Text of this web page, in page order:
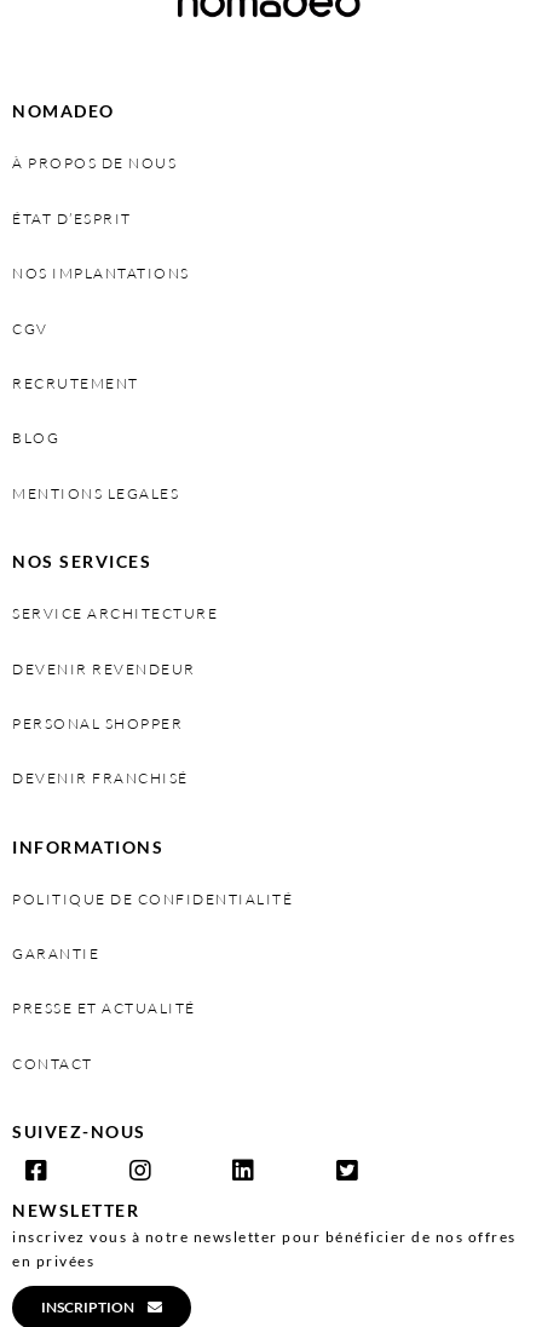
NOMADEO
À PROPOS DE NOUS
ÉTAT D’ESPRIT
NOS IMPLANTATIONS
CGV
RECRUTEMENT
BLOG
MENTIONS LEGALES
NOS SERVICES
SERVICE ARCHITECTURE
DEVENIR REVENDEUR
PERSONAL SHOPPER
DEVENIR FRANCHISÉ
INFORMATIONS
POLITIQUE DE CONFIDENTIALITÉ
GARANTIE
PRESSE ET ACTUALITÉ
CONTACT
SUIVEZ-NOUS
NEWSLETTER
inscrivez vous à notre newsletter pour bénéficier de nos offres
en privées
INSCRIPTION